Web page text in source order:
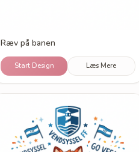
Ræv på banen
Start Design Læs Mere